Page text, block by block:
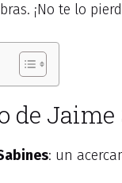
¡No te lo
de
: un